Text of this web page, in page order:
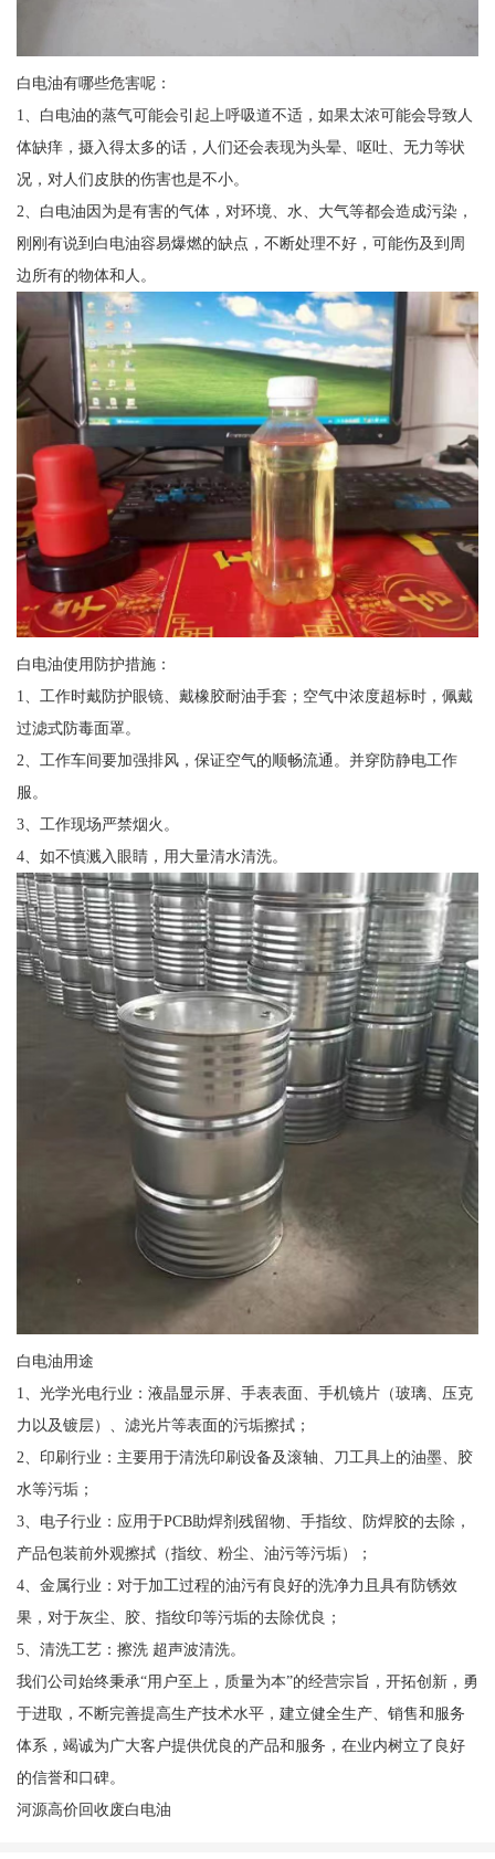
白电油有哪些危害呢：
1、白电油的蒸气可能会引起上呼吸道不适，如果太浓可能会导致人
体缺痒，摄入得太多的话，人们还会表现为头晕、呕吐、无力等状
况，对人们皮肤的伤害也是不小。
2、白电油因为是有害的气体，对环境、水、大气等都会造成污染，
刚刚有说到白电油容易爆燃的缺点，不断处理不好，可能伤及到周
边所有的物体和人。
白电油使用防护措施：
1、工作时戴防护眼镜、戴橡胶耐油手套；空气中浓度超标时，佩戴
过滤式防毒面罩。
2、工作车间要加强排风，保证空气的顺畅流通。并穿防静电工作
服。
3、工作现场严禁烟火。
4、如不慎溅入眼睛，用大量清水清洗。
白电油用途
1、光学光电行业：液晶显示屏、手表表面、手机镜片（玻璃、压克
力以及镀层）、滤光片等表面的污垢擦拭；
2、印刷行业：主要用于清洗印刷设备及滚轴、刀工具上的油墨、胶
水等污垢；
3、电子行业：应用于PCB助焊剂残留物、手指纹、防焊胶的去除，
产品包装前外观擦拭（指纹、粉尘、油污等污垢）；
4、金属行业：对于加工过程的油污有良好的洗净力且具有防锈效
果，对于灰尘、胶、指纹印等污垢的去除优良；
5、清洗工艺：擦洗 超声波清洗。
我们公司始终秉承“用户至上，质量为本”的经营宗旨，开拓创新，勇
于进取，不断完善提高生产技术水平，建立健全生产、销售和服务
体系，竭诚为广大客户提供优良的产品和服务，在业内树立了良好
的信誉和口碑。
河源高价回收废白电油